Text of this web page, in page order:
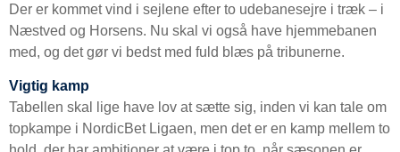
Der er kommet vind i sejlene efter to udebanesejre i træk – i
Næstved og Horsens. Nu skal vi også have hjemmebanen
med, og det gør vi bedst med fuld blæs på tribunerne.
Vigtig kamp
Tabellen skal lige have lov at sætte sig, inden vi kan tale om
topkampe i NordicBet Ligaen, men det er en kamp mellem to